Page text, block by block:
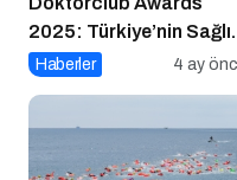
2025: Türkiye’nin
Ödülleri 9. Kez
Haberler 4 ay